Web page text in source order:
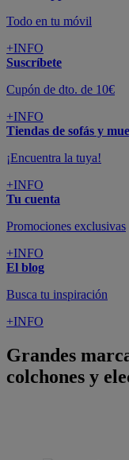
Todo en tu móvil
+INFO
Suscríbete
Cupón de dto. de 10€
+INFO
Tiendas de sofás y
¡Encuentra la tuya!
+INFO
Tu cuenta
Promociones exclusivas
+INFO
El blog
Busca tu inspiración
+INFO
Grandes
colchones y